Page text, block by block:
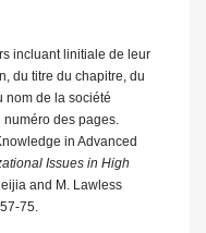
incluant linitiale de leur
du titre du chapitre, du
nom de la société
numéro des pages.
in Advanced
Issues in High
and M. Lawless
75.